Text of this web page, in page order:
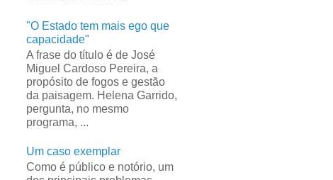
"O Estado tem mais ego que
capacidade"
A frase do título é de José
Miguel Cardoso Pereira, a
propósito de fogos e gestão
da paisagem. Helena Garrido,
pergunta, no mesmo
programa, ...
Um caso exemplar
Como é público e notório, um